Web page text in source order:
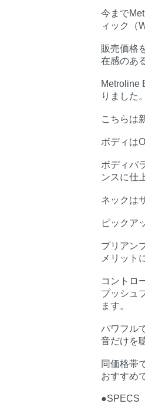
今まで
ィック（
販売価格
在感のあ
Metroline
りました。
こちらは
ボディは
ボディバ
ンスに仕
ネックは
ピックア
プリアン
メリット
コントロ
プッシュ
ます。
パワフル
音だけを
同価格帯
おすすめ
●SPECS